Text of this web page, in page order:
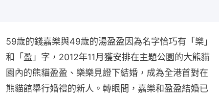
59歲的錢嘉樂與49歲的湯盈盈因為名字恰巧有「樂」
和「盈」字，2012年11月獲安排在主題公園的大熊貓
園內的熊貓盈盈、樂樂見證下結婚，成為全港首對在
熊貓館舉行婚禮的新人。轉眼間，嘉樂和盈盈結婚已